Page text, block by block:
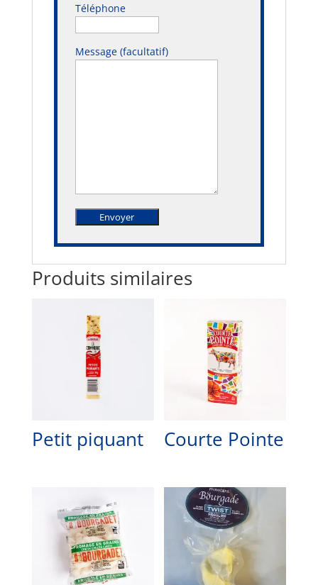
Téléphone
Message (facultatif)
Produits similaires
Petit piquant Courte Pointe